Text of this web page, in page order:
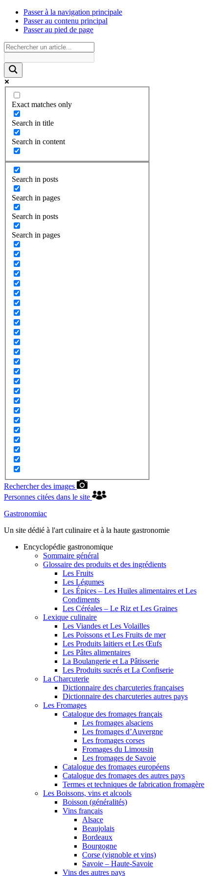
Passer à la navigation principale
Passer au contenu principal
Passer au pied de page
Exact matches only
Search in title
Search in content
Search in posts
Search in pages
Search in posts
Search in pages
Rechercher des images
Personnes citées dans le site
Gastronomiac
Un site dédié à l'art culinaire et à la haute gastronomie
Encyclopédie gastronomique
Sommaire général
Glossaire des produits et des ingrédients
Les Fruits
Les Légumes
Les Épices – Les Huiles alimentaires et Les
Condiments
Les Céréales – Le Riz et Les Graines
Lexique culinaire
Les Viandes et Les Volailles
Les Poissons et Les Fruits de mer
Les Produits laitiers et Les Œufs
Les Pâtes alimentaires
La Boulangerie et La Pâtisserie
Les Produits sucrés et La Confiserie
La Charcuterie
Dictionnaire des charcuteries françaises
Dictionnaire des charcuteries autres pays
Les Fromages
Catalogue des fromages français
Les fromages alsaciens
Les fromages d’Auvergne
Les fromages corses
Fromages du Limousin
Les fromages de Savoie
Catalogue des fromages européens
Catalogue des fromages des autres pays
Termes et techniques de fabrication fromagère
Les Boissons, vins et alcools
Boisson (généralités)
Vins français
Alsace
Beaujolais
Bordeaux
Bourgogne
Corse (vignoble et vins)
Savoie – Haute-Savoie
Vins des autres pays